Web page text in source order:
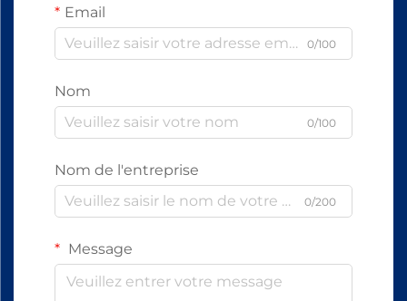
Email
0/100
Nom
0/100
Nom de l'entreprise
0/200
Message